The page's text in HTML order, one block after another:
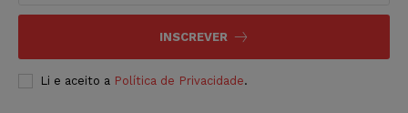
INSCREVER
Li e aceito a Política de Privacidade.